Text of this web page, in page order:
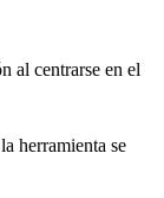
al centrarse en el
herramienta se